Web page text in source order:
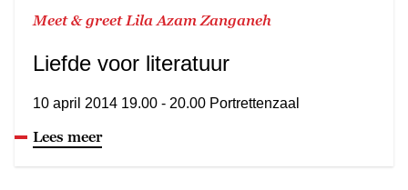
Meet & greet Lila Azam Zanganeh
Liefde voor literatuur
10 april 2014 19.00 - 20.00 Portrettenzaal
Lees meer